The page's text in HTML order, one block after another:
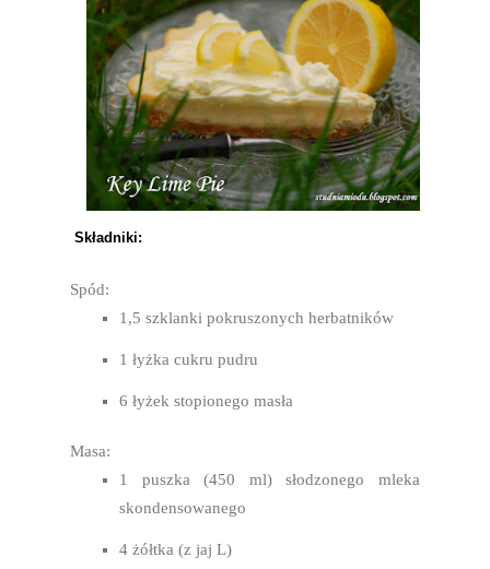
Składniki:
Spód:
1,5 szklanki pokruszonych herbatników
1 łyżka cukru pudru
6 łyżek stopionego masła
Masa:
1 puszka (450 ml) słodzonego mleka
skondensowanego
4 żółtka (z jaj L)